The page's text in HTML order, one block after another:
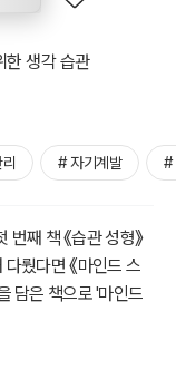
한 생각 습관
# 자기계발 #
째 책 《습관 성형》
뤘다면 《마인드 스
담은 책으로 '마인드